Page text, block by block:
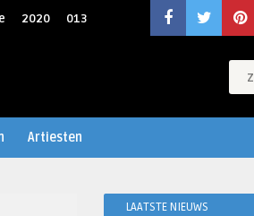
2020 013
Artiesten
LAATSTE NIEUWS